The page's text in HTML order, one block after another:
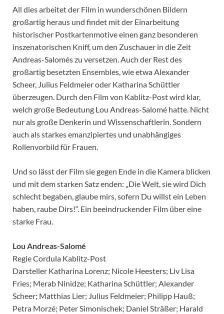
All dies arbeitet der Film in wunderschönen Bildern
großartig heraus und findet mit der Einarbeitung
historischer Postkartenmotive einen ganz besonderen
inszenatorischen Kniff, um den Zuschauer in die Zeit
Andreas-Salomés zu versetzen. Auch der Rest des
großartig besetzten Ensembles, wie etwa Alexander
Scheer, Julius Feldmeier oder Katharina Schüttler
überzeugen. Durch den Film von Kablitz-Post wird klar,
welch große Bedeutung Lou Andreas-Salomé hatte. Nicht
nur als große Denkerin und Wissenschaftlerin. Sondern
auch als starkes emanzipiertes und unabhängiges
Rollenvorbild für Frauen.
Und so lässt der Film sie gegen Ende in die Kamera blicken
und mit dem starken Satz enden: „Die Welt, sie wird Dich
schlecht begaben, glaube mirs, sofern Du willst ein Leben
haben, raube Dirs!“. Ein beeindruckender Film über eine
starke Frau.
Lou Andreas-Salomé
Regie Cordula Kablitz-Post
Darsteller Katharina Lorenz; Nicole Heesters; Liv Lisa
Fries; Merab Ninidze; Katharina Schüttler; Alexander
Scheer; Matthias Lier; Julius Feldmeier; Philipp Hauß;
Petra Morzé; Peter Simonischek; Daniel Sträßer; Harald